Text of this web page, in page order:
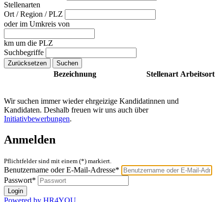
Stellenarten
Ort / Region / PLZ
oder im Umkreis von
km um die PLZ
Suchbegriffe
Bezeichnung Stellenart Arbeitsort
Wir suchen immer wieder ehrgeizige Kandidatinnen und
Kandidaten. Deshalb freuen wir uns auch über
Initiativbewerbungen.
Anmelden
Pflichtfelder sind mit einem (*) markiert.
Benutzername oder E-Mail-Adresse*
Passwort*